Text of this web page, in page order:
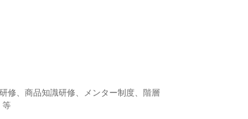
修、商品知識研修、メンター制度、階層